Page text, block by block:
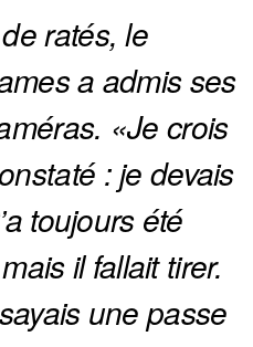
ratés, le
a admis ses
«Je crois
: je devais
toujours été
il fallait tirer.
une passe